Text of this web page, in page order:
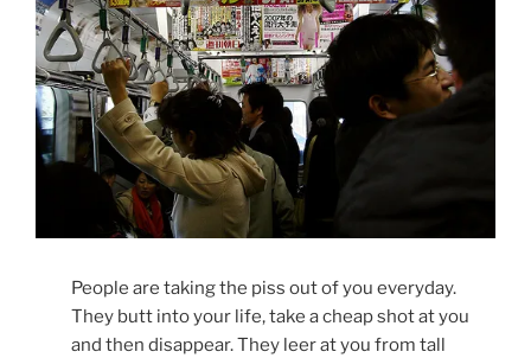
People are taking the piss out of you everyday.
They butt into your life, take a cheap shot at you
and then disappear. They leer at you from tall